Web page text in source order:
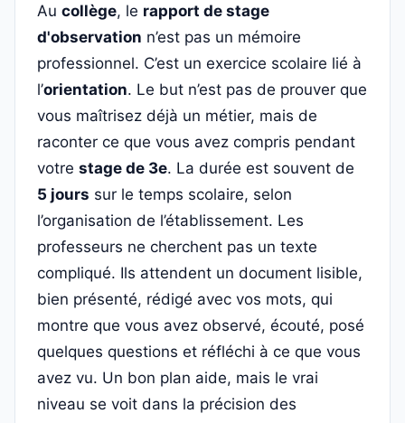
Au collège, le rapport de stage
d'observation n’est pas un mémoire
professionnel. C’est un exercice scolaire lié à
l’orientation. Le but n’est pas de prouver que
vous maîtrisez déjà un métier, mais de
raconter ce que vous avez compris pendant
votre stage de 3e. La durée est souvent de
5 jours sur le temps scolaire, selon
l’organisation de l’établissement. Les
professeurs ne cherchent pas un texte
compliqué. Ils attendent un document lisible,
bien présenté, rédigé avec vos mots, qui
montre que vous avez observé, écouté, posé
quelques questions et réfléchi à ce que vous
avez vu. Un bon plan aide, mais le vrai
niveau se voit dans la précision des